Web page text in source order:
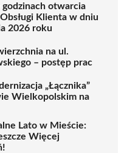
otwarcia
Klienta w dniu
2026 roku
na ul.
– postęp prac
„Łącznika”
Wielkopolskim na
Lato w Mieście:
Więcej